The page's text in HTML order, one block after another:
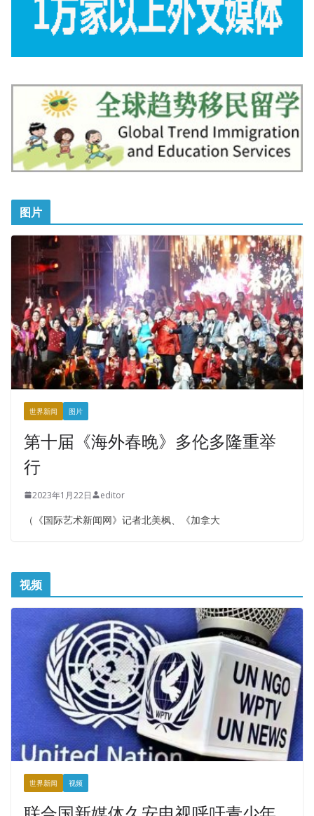
图片
世界新闻 图片
第十届《海外春晚》多伦多隆重举
行
2023年1月22日 editor
（《国际艺术新闻网》记者北美枫、《加拿大
视频
世界新闻 视频